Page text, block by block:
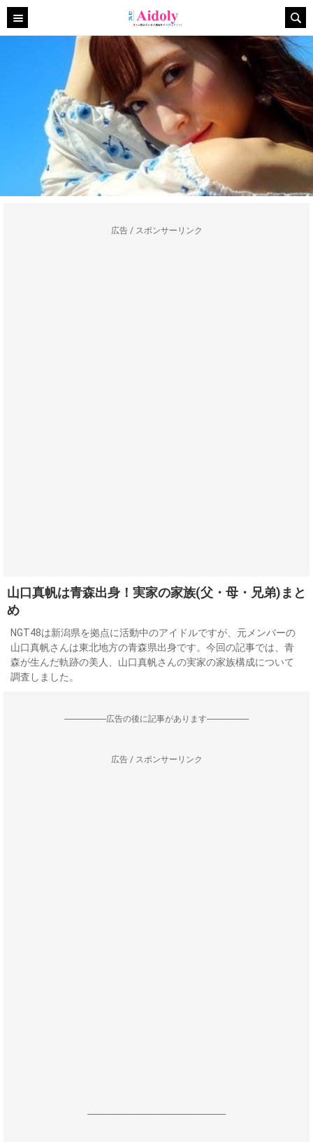
広告 / スポンサーリンク
山口真帆は青森出身！実家の家族(父・母・兄弟)まと
め
NGT48は新潟県を拠点に活動中のアイドルですが、元メンバーの
山口真帆さんは東北地方の青森県出身です。今回の記事では、青
森が生んだ軌跡の美人、山口真帆さんの実家の家族構成について
調査しました。
--------------------広告の後に記事があります--------------------
広告 / スポンサーリンク
------------------------------------------------------------------